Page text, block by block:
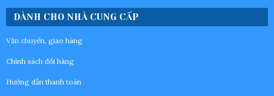
DÀNH CHO NHÀ CUNG CẤP
Vận chuyển, giao hàng
Chính sách đổi hàng